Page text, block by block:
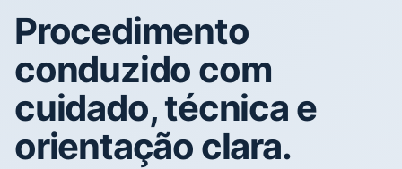
Procedimento
conduzido com
cuidado, técnica e
orientação clara.